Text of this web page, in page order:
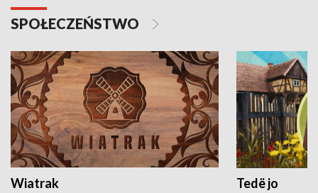
SPOŁECZEŃSTWO
Wiatrak Tedë jo